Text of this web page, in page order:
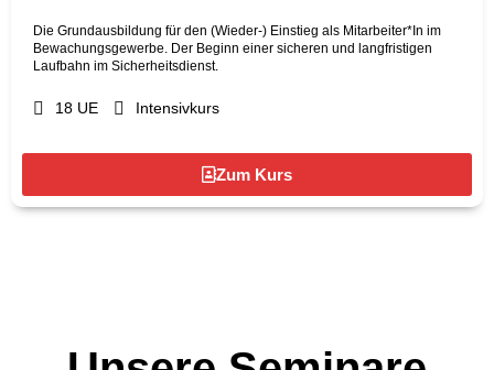
Die Grundausbildung für den (Wieder-) Einstieg als Mitarbeiter*In im
Bewachungsgewerbe. Der Beginn einer sicheren und langfristigen
Laufbahn im Sicherheitsdienst.
18 UE Intensivkurs
Zum Kurs